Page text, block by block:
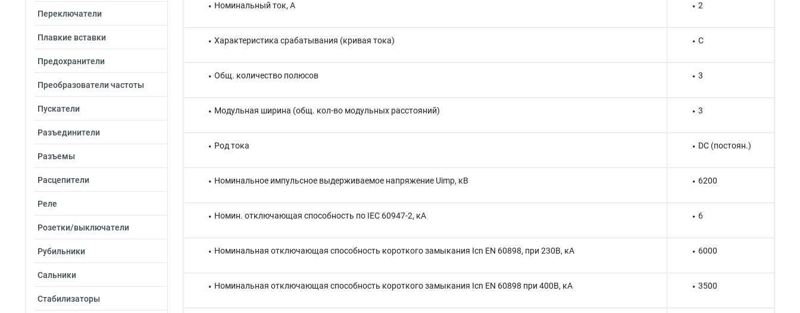
Переключатели
Плавкие вставки
Предохранители
Преобразователи частоты
Пускатели
Разъединители
Разъемы
Расцепители
Реле
Розетки/выключатели
Рубильники
Сальники
Стабилизаторы
Номинальный ток, А 2
Характеристика срабатывания (кривая тока) C
Общ. количество полюсов 3
Модульная ширина (общ. кол-во модульных расстояний) 3
Род тока DC (постоян.)
Номинальное импульсное выдерживаемое напряжение Uimp, кВ 6200
Номин. отключающая способность по IEC 60947-2, кА 6
Номинальная отключающая способность короткого замыкания Icn EN 60898, при 230В, кА 6000
Номинальная отключающая способность короткого замыкания Icn EN 60898 при 400В, кА 3500